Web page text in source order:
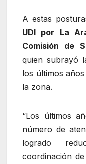
A estas
UDI por La
Comisión de
quien subrayó
los últimos
la zona.
“Los últimos
número de
logrado
coordinación